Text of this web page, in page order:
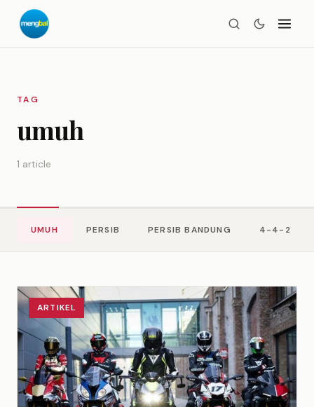
TAG
umuh
1 article
UMUH PERSIB PERSIB BANDUNG 4-4-2
ARTIKEL